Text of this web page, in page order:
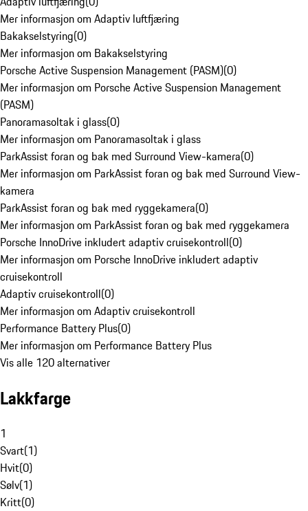
Mer informasjon om Adaptiv luftfjæring
Bakakselstyring(0)
Mer informasjon om Bakakselstyring
Porsche Active Suspension Management (PASM)(0)
Mer informasjon om Porsche Active Suspension Management
(PASM)
Panoramasoltak i glass(0)
Mer informasjon om Panoramasoltak i glass
ParkAssist foran og bak med Surround View-kamera(0)
Mer informasjon om ParkAssist foran og bak med Surround View-
kamera
ParkAssist foran og bak med ryggekamera(0)
Mer informasjon om ParkAssist foran og bak med ryggekamera
Porsche InnoDrive inkludert adaptiv cruisekontroll(0)
Mer informasjon om Porsche InnoDrive inkludert adaptiv
cruisekontroll
Adaptiv cruisekontroll(0)
Mer informasjon om Adaptiv cruisekontroll
Performance Battery Plus(0)
Mer informasjon om Performance Battery Plus
Vis alle 120 alternativer
Lakkfarge
1
Svart(1)
Hvit(0)
Sølv(1)
Kritt(0)